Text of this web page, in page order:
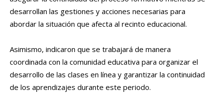
desarrollan las gestiones y acciones necesarias para
abordar la situación que afecta al recinto educacional.
Asimismo, indicaron que se trabajará de manera
coordinada con la comunidad educativa para organizar el
desarrollo de las clases en línea y garantizar la continuidad
de los aprendizajes durante este periodo.